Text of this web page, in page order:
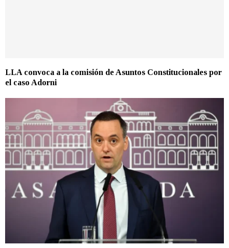
LLA convoca a la comisión de Asuntos Constitucionales por
el caso Adorni